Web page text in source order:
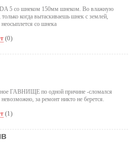
5 со шнеком 150мм шнеком. Во влажную
когда вытаскиваешь шнек с землей,
со шнека
(0)
ГАВНИЩЕ по одной причине -сломался
за ремонт никто не берется.
(1)